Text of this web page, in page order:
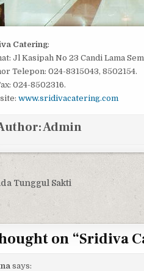
Catering:
Jl Kasipah No 23 Candi Lama
Telepon: 024-8315043, 8502154.
024-8502316.
www.sridivacatering.com
Admin
navigation
Tunggul Sakti
on “Sridiva
says: